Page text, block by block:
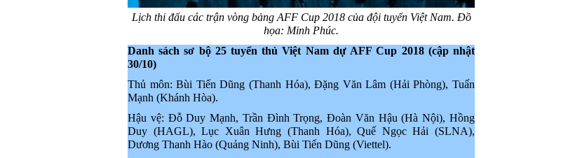
Lịch thi đấu các trận vòng bảng AFF Cup 2018 của đội tuyển Việt Nam. Đồ
họa: Minh Phúc.
Danh sách sơ bộ 25 tuyển thủ Việt Nam dự AFF Cup 2018 (cập nhật
30/10)
Thủ môn: Bùi Tiến Dũng (Thanh Hóa), Đặng Văn Lâm (Hải Phòng), Tuấn
Mạnh (Khánh Hòa).
Hậu vệ: Đỗ Duy Mạnh, Trần Đình Trọng, Đoàn Văn Hậu (Hà Nội), Hồng
Duy (HAGL), Lục Xuân Hưng (Thanh Hóa), Quế Ngọc Hải (SLNA),
Dương Thanh Hào (Quảng Ninh), Bùi Tiến Dũng (Viettel).